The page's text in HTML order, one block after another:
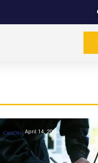
CarsOto April 14, 2026